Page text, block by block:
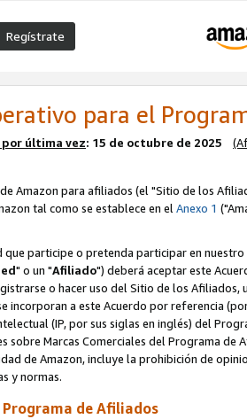
Regístrate
para el
por última vez: 15 de octubre de 2025
Amazon para afiliados (el "Sitio de los
tal como se establece en elAnexo 1
que participe o pretenda participar en
" o un "Afiliado") deberá aceptar este
o hacer uso del Sitio de los
incorporan a este Acuerdo por referencia
(IP, por sus siglas en inglés) del
sobre Marcas Comerciales del Programa
de Amazon, incluye la prohibición de
y normas.
Programa de Afiliados